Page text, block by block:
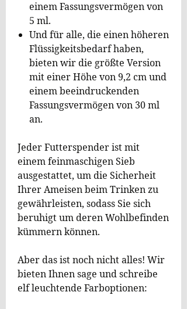
einem Fassungsvermögen von
5 ml.
Und für alle, die einen höheren
Flüssigkeitsbedarf haben,
bieten wir die größte Version
mit einer Höhe von 9,2 cm und
einem beeindruckenden
Fassungsvermögen von 30 ml
an.
Jeder Futterspender ist mit
einem feinmaschigen Sieb
ausgestattet, um die Sicherheit
Ihrer Ameisen beim Trinken zu
gewährleisten, sodass Sie sich
beruhigt um deren Wohlbefinden
kümmern können.
Aber das ist noch nicht alles! Wir
bieten Ihnen sage und schreibe
elf leuchtende Farboptionen: